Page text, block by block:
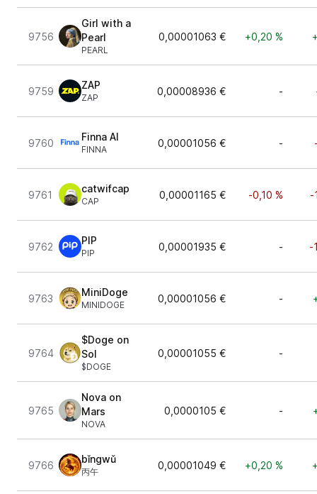
9756
Girl with a
Pearl
PEARL
0,00001063 € +0,20 %
9759
ZAP
ZAP
0,00008936 € -
9760
Finna AI
FINNA
0,00001056 € -
9761
catwifcap
CAP
0,00001165 € -0,10 % -
9762
PIP
PIP
0,00001935 € - -
9763
MiniDoge
MINIDOGE
0,00001056 € -
9764
$Doge on
Sol
$DOGE
0,00001055 € -
9765
Nova on
Mars
NOVA
0,0000105 € -
9766
bǐngwǔ
丙午
0,00001049 € +0,20 %